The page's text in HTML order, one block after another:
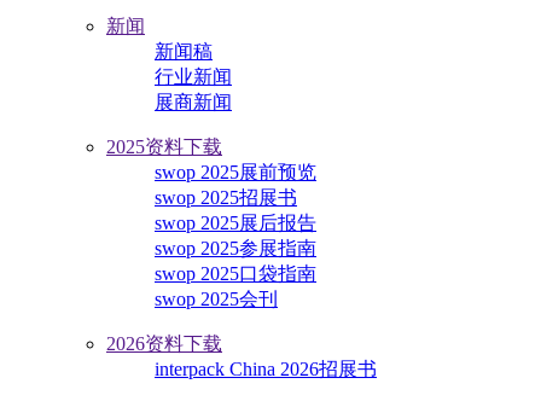
新闻
新闻稿
行业新闻
展商新闻
2025资料下载
swop 2025展前预览
swop 2025招展书
swop 2025展后报告
swop 2025参展指南
swop 2025口袋指南
swop 2025会刊
2026资料下载
interpack China 2026招展书